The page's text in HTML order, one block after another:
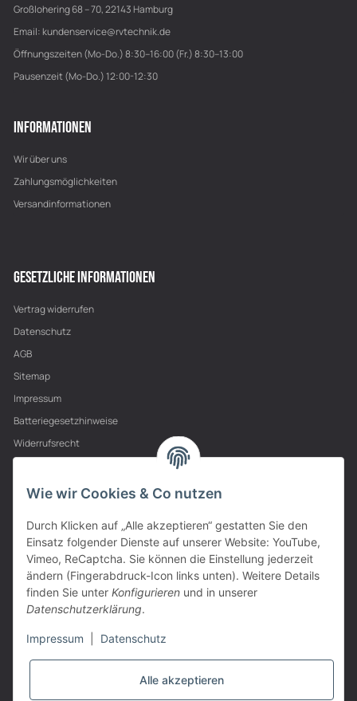
Großlohering 68 – 70, 22143 Hamburg
Email: kundenservice@rvtechnik.de
Öffnungszeiten (Mo-Do.) 8:30–16:00 (Fr.) 8:30–13:00
Pausenzeit (Mo-Do.) 12:00-12:30
INFORMATIONEN
Wir über uns
Zahlungsmöglichkeiten
Versandinformationen
GESETZLICHE INFORMATIONEN
Vertrag widerrufen
Datenschutz
AGB
Sitemap
Impressum
Batteriegesetzhinweise
Widerrufsrecht
PARTNER
Wie wir Cookies & Co nutzen
Durch Klicken auf „Alle akzeptieren“ gestatten Sie den
Einsatz folgender Dienste auf unserer Website: YouTube,
Vimeo, ReCaptcha. Sie können die Einstellung jederzeit
ändern (Fingerabdruck-Icon links unten). Weitere Details
finden Sie unter Konfigurieren und in unserer
Datenschutzerklärung.
Impressum Datenschutz
Alle akzeptieren